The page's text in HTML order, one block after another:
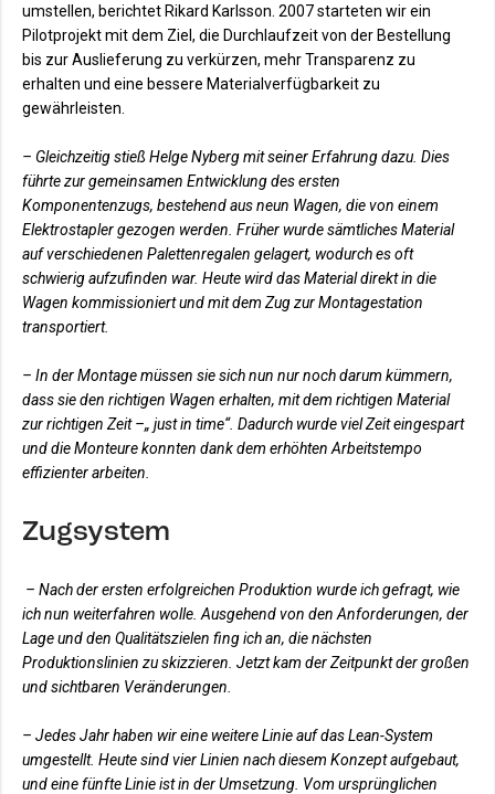
umstellen, berichtet Rikard Karlsson. 2007 starteten wir ein
Pilotprojekt mit dem Ziel, die Durchlaufzeit von der Bestellung
bis zur Auslieferung zu verkürzen, mehr Transparenz zu
erhalten und eine bessere Materialverfügbarkeit zu
gewährleisten.
– Gleichzeitig stieß Helge Nyberg mit seiner Erfahrung dazu. Dies
führte zur gemeinsamen Entwicklung des ersten
Komponentenzugs, bestehend aus neun Wagen, die von einem
Elektrostapler gezogen werden. Früher wurde sämtliches Material
auf verschiedenen Palettenregalen gelagert, wodurch es oft
schwierig aufzufinden war. Heute wird das Material direkt in die
Wagen kommissioniert und mit dem Zug zur Montagestation
transportiert.
– In der Montage müssen sie sich nun nur noch darum kümmern,
dass sie den richtigen Wagen erhalten, mit dem richtigen Material
zur richtigen Zeit –„ just in time“. Dadurch wurde viel Zeit eingespart
und die Monteure konnten dank dem erhöhten Arbeitstempo
effizienter arbeiten.
Zugsystem
– Nach der ersten erfolgreichen Produktion wurde ich gefragt, wie
ich nun weiterfahren wolle. Ausgehend von den Anforderungen, der
Lage und den Qualitätszielen fing ich an, die nächsten
Produktionslinien zu skizzieren. Jetzt kam der Zeitpunkt der großen
und sichtbaren Veränderungen.
– Jedes Jahr haben wir eine weitere Linie auf das Lean-System
umgestellt. Heute sind vier Linien nach diesem Konzept aufgebaut,
und eine fünfte Linie ist in der Umsetzung. Vom ursprünglichen